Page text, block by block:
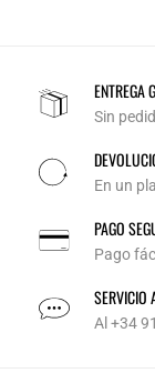
ENTREGA
Sin
En un
PAGO
Pago
SERVICIO
Al +34